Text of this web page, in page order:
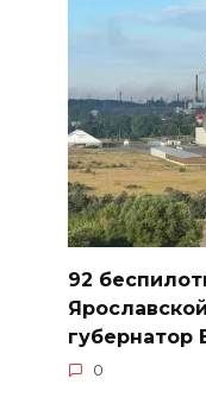
92
губернатор
0